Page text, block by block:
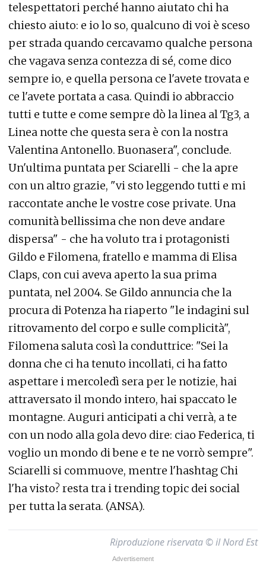
telespettatori perché hanno aiutato chi ha
chiesto aiuto: e io lo so, qualcuno di voi è sceso
per strada quando cercavamo qualche persona
che vagava senza contezza di sé, come dico
sempre io, e quella persona ce l'avete trovata e
ce l'avete portata a casa. Quindi io abbraccio
tutti e tutte e come sempre dò la linea al Tg3, a
Linea notte che questa sera è con la nostra
Valentina Antonello. Buonasera", conclude.
Un'ultima puntata per Sciarelli - che la apre
con un altro grazie, "vi sto leggendo tutti e mi
raccontate anche le vostre cose private. Una
comunità bellissima che non deve andare
dispersa" - che ha voluto tra i protagonisti
Gildo e Filomena, fratello e mamma di Elisa
Claps, con cui aveva aperto la sua prima
puntata, nel 2004. Se Gildo annuncia che la
procura di Potenza ha riaperto "le indagini sul
ritrovamento del corpo e sulle complicità",
Filomena saluta così la conduttrice: "Sei la
donna che ci ha tenuto incollati, ci ha fatto
aspettare i mercoledì sera per le notizie, hai
attraversato il mondo intero, hai spaccato le
montagne. Auguri anticipati a chi verrà, a te
con un nodo alla gola devo dire: ciao Federica, ti
voglio un mondo di bene e te ne vorrò sempre".
Sciarelli si commuove, mentre l'hashtag Chi
l'ha visto? resta tra i trending topic dei social
per tutta la serata. (ANSA).
Riproduzione riservata © il Nord Est